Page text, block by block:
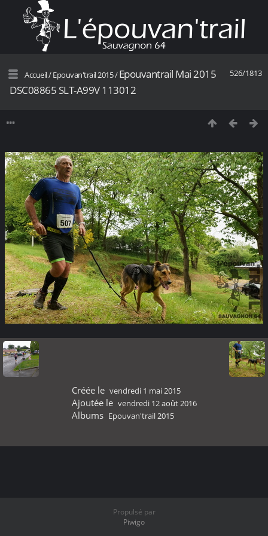
526/1813
Accueil/Epouvan'trail 2015/Epouvantrail Mai 2015
DSC08865 SLT-A99V 113012
Créée le vendredi 1 mai 2015
Ajoutée le vendredi 12 août 2016
Albums Epouvan'trail 2015
Propulsé par
Piwigo